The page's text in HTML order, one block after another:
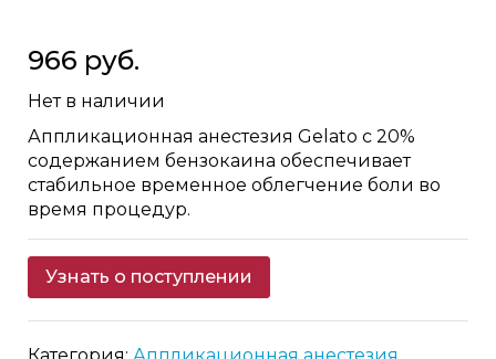
to
beginning
of
the
images
gallery
966 руб.
Нет в наличии
Аппликационная анестезия Gelato с 20%
содержанием бензокаина обеспечивает
стабильное временное облегчение боли во
время процедур.
Узнать о поступлении